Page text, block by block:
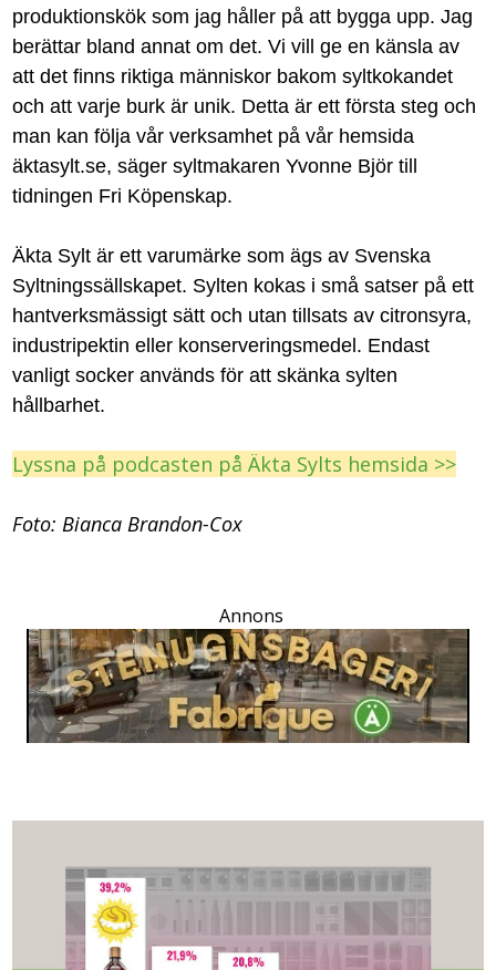
produktionskök som jag håller på att bygga upp. Jag
berättar bland annat om det. Vi vill ge en känsla av
att det finns riktiga människor bakom syltkokandet
och att varje burk är unik. Detta är ett första steg och
man kan följa vår verksamhet på vår hemsida
äktasylt.se, säger syltmakaren Yvonne Björ till
tidningen Fri Köpenskap.
Äkta Sylt är ett varumärke som ägs av Svenska
Syltningssällskapet. Sylten kokas i små satser på ett
hantverksmässigt sätt och utan tillsats av citronsyra,
industripektin eller konserveringsmedel. Endast
vanligt socker används för att skänka sylten
hållbarhet.
Lyssna på podcasten på Äkta Sylts hemsida >>
Foto: Bianca Brandon-Cox
Annons